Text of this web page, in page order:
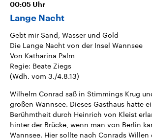
Alle Informationen
Sachsen-Anhalt wählt am 6.
September 2026 einen neuen
Landtag. Seit 2021 wird das
Bundesland von einer Koalition aus
CDU, SPD und FDP regiert.-
Umfragen, Prognosen,
Wahlprogramme, aktuelle Berichte
und Hintergründe zu den Parteien
und Kandidaten der anstehenden
Sendungen
Audio-Archiv
00:05 Uhr
Lange Nacht
Gebt mir Sand, Wasser und Gold
Die Lange Nacht von der Insel Wannsee
Von Katharina Palm
Regie: Beate Ziegs
(Wdh. vom 3./4.8.13)
Wilhelm Conrad saß in Stimmings Krug
großen Wannsee. Dieses Gasthaus hatte
Berühmtheit durch Heinrich von Kleist
hinter der Brücke, wenn man von Berlin
Wannsee. Hier sollte nach Conrads